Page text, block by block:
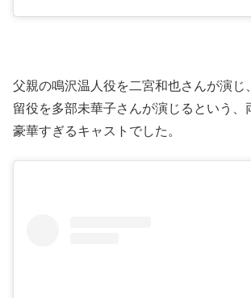
父親の鳴沢温人役を二宮和也さんが演じ
留役を多部未華子さんが演じるという、
豪華すぎるキャストでした。